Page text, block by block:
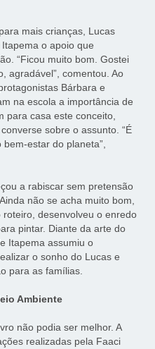
mais crianças, Lucas
o apoio que
“Ficou muito bom. Gostei
agradável”, comentou. Ao
Bárbara e
na escola a importância de
para casa este conceito,
sobre o assunto. “É
estar do planeta”,
a rabiscar sem pretensão
não se acha muito bom,
desenvolveu o enredo
pintar. Diante da arte do
Itapema assumiu o
o sonho do Lucas e
para as famílias.
Ambiente
não podia ser melhor. A
realizadas pela Faaci